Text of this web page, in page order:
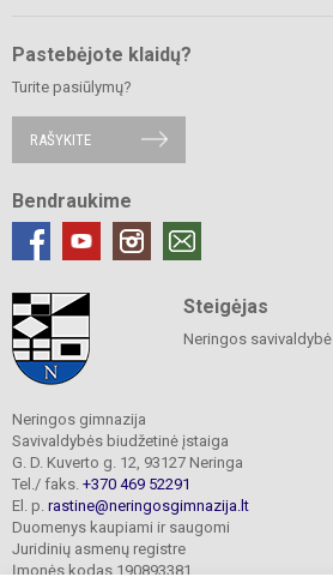
Pastebėjote klaidų?
Turite pasiūlymų?
RAŠYKITE
Bendraukime
Steigėjas
Neringos savivaldybė
Neringos gimnazija
Savivaldybės biudžetinė įstaiga
G. D. Kuverto g. 12, 93127 Neringa
Tel./ faks. +370 469 52291
El. p. rastine@neringosgimnazija.lt
Duomenys kaupiami ir saugomi
Juridinių asmenų registre
Įmonės kodas 190893381